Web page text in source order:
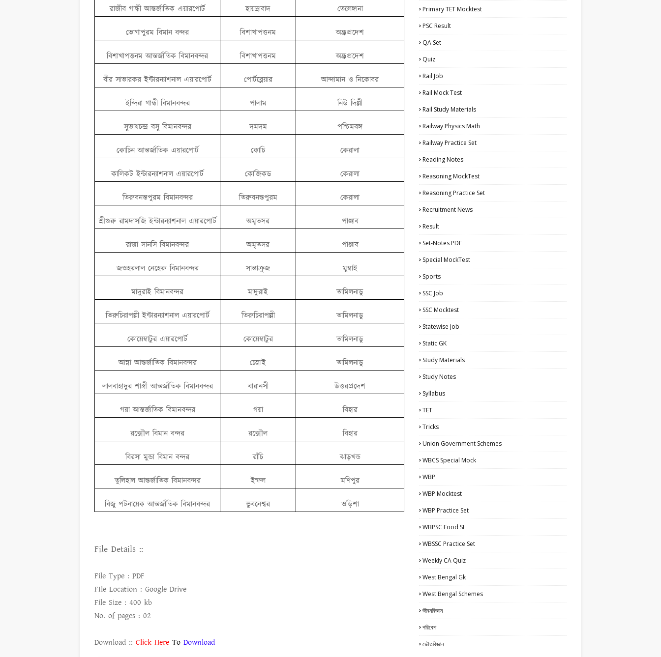
রাজীব গান্ধী আন্তর্জাতিক এয়ারপোর্ট হায়দ্রাবাদ তেলেঙ্গানা
ভোগাপুরম বিমান বন্দর বিশাখাপত্তনম অন্ধ্রপ্রদেশ
বিশাখাপত্তনম আন্তর্জাতিক বিমানবন্দর বিশাখাপত্তনম অন্ধ্রপ্রদেশ
বীর সাভারকর ইন্টারন্যাশনাল এয়ারপোর্ট পোর্টব্লেয়ার আন্দামান ও নিকোবর
ইন্দিরা গান্ধী বিমানবন্দর পালাম নিউ দিল্লী
সুভাষচন্দ্র বসু বিমানবন্দর দমদম পশ্চিমবঙ্গ
কোচিন আন্তর্জাতিক এয়ারপোর্ট কোচি কেরালা
কালিকট ইন্টারন্যাশনাল এয়ারপোর্ট কোজিকড কেরালা
তিরুবনন্তপুরম বিমানবন্দর তিরুবনন্তপুরম কেরালা
শ্রীগুরু রামদাসজি ইন্টারন্যাশনাল এয়ারপোর্ট অমৃতসর পাঞ্জাব
রাজা সানসি বিমানবন্দর অমৃতসর পাঞ্জাব
জওহরলাল নেহেরু বিমানবন্দর সান্তাক্রুজ মুম্বাই
মাদুরাই বিমানবন্দর মাদুরাই তামিলনাডু
তিরুচিরাপল্লী ইন্টারন্যাশনাল এয়ারপোর্ট তিরুচিরাপল্লী তামিলনাডু
কোয়েম্বাটুর এয়ারপোর্ট কোয়েম্বাটুর তামিলনাডু
আন্না আন্তর্জাতিক বিমানবন্দর চেন্নাই তামিলনাডু
লালবাহাদুর শাস্ত্রী আন্তর্জাতিক বিমানবন্দর বারানসী উত্তরপ্রদেশ
গয়া আন্তর্জাতিক বিমানবন্দর গয়া বিহার
রক্সৌল বিমান বন্দর রক্সৌল বিহার
বিরসা মুন্ডা বিমান বন্দর রাঁচি ঝাড়খন্ড
তুলিহাল আন্তর্জাতিক বিমানবন্দর ইম্ফল মণিপুর
বিজু পটনায়েক আন্তর্জাতিক বিমানবন্দর ভুবনেশ্বর ওড়িশা
File Details ::
File Type : PDF
FIle Location : Google Drive
File Size : 400 kb
No. of pages : 02
Download :: Click Here To Download
Primary TET Mocktest
PSC Result
QA Set
Quiz
Rail Job
Rail Mock Test
Rail Study Materials
Railway Physics Math
Railway Practice Set
Reading Notes
Reasoning MockTest
Reasoning Practice Set
Recruitment News
Result
Set-Notes PDF
Special MockTest
Sports
SSC Job
SSC Mocktest
Statewise Job
Static GK
Study Materials
Study Notes
Syllabus
TET
Tricks
Union Government Schemes
WBCS Special Mock
WBP
WBP Mocktest
WBP Practice Set
WBPSC Food SI
WBSSC Practice Set
Weekly CA Quiz
West Bengal Gk
West Bengal Schemes
জীবনবিজ্ঞান
পরিবেশ
ভৌতবিজ্ঞান